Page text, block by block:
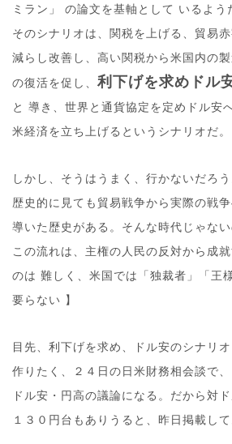
ミラン」 の論文を基軸として いるよう
そのシナリオは、関税を上げる、貿易
減らし改善し、高い関税から米国内の
の復活を促し、 利下げを求めドル
と 導き、世界と通貨協定を定めドル安
米経済を立ち上げるというシナリオだ。
しかし、そうはうまく、行かないだろう
歴史的に見ても貿易戦争から実際の戦争
導いた歴史がある。そんな時代じゃな
この流れは、主権の人民の反対から成就
のは 難しく、米国では「独裁者」「王
要らない 】
目先、利下げを求め、ドル安のシナリオ
作りたく、２４日の日米財務相会談で、
ドル安・円高の議論になる。だから対
１３０円台もありうると、昨日掲載して